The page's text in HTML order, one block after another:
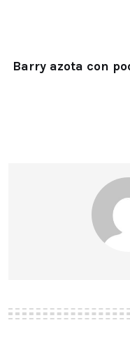
Barry azota con